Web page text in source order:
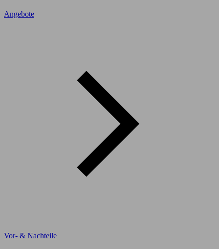
Angebote
Vor- & Nachteile